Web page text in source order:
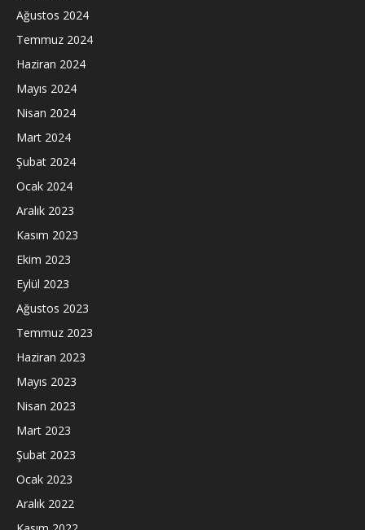
Ağustos 2024
Temmuz 2024
Haziran 2024
Mayıs 2024
Nisan 2024
Mart 2024
Şubat 2024
Ocak 2024
Aralık 2023
Kasım 2023
Ekim 2023
Eylül 2023
Ağustos 2023
Temmuz 2023
Haziran 2023
Mayıs 2023
Nisan 2023
Mart 2023
Şubat 2023
Ocak 2023
Aralık 2022